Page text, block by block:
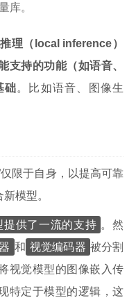
库。
理（local inference）
支持的功能（如语音、
础。比如语音、图像生
限于自身，以提高可靠
模型。
供了一流的支持 。然
和 视觉编码器 被分割
视觉模型的图像嵌入传
特定于模型的逻辑，这